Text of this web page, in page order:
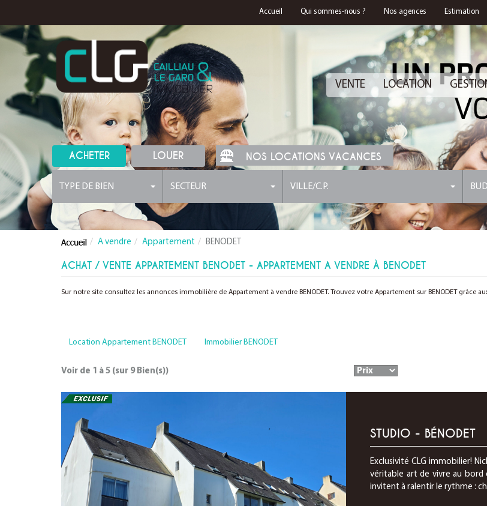
Accueil Qui sommes-nous ? Nos agences Estimation
VENTE LOCATION
ACHETER LOUER NOS LOCATIONS VACANCES
TYPE DE BIEN SECTEUR VILLE/C.P.
A vendre Appartement BENODET
ACHAT / VENTE APPARTEMENT BENODET - APPARTEMENT A VENDRE À BENODET
Sur notre site consultez les annonces immobilière de Appartement à vendre BENODET. Trouvez votre Appartement sur BENODET grâce
Location Appartement BENODET Immobilier BENODET
Voir de 1 à 5 (sur 9Bien(s))
STUDIO - BÉNODET
Exclusivité CLG immobilier!
véritable art de vivre au bord
invitent à ralentir le rythme :